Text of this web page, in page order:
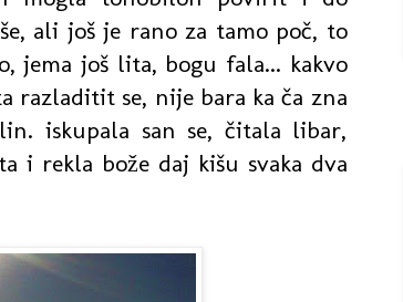
ali još je rano za tamo poč, to
jema još lita, bogu fala... kakvo
razladitit se, nije bara ka ča zna
iskupala san se, čitala libar,
i rekla bože daj kišu svaka dva